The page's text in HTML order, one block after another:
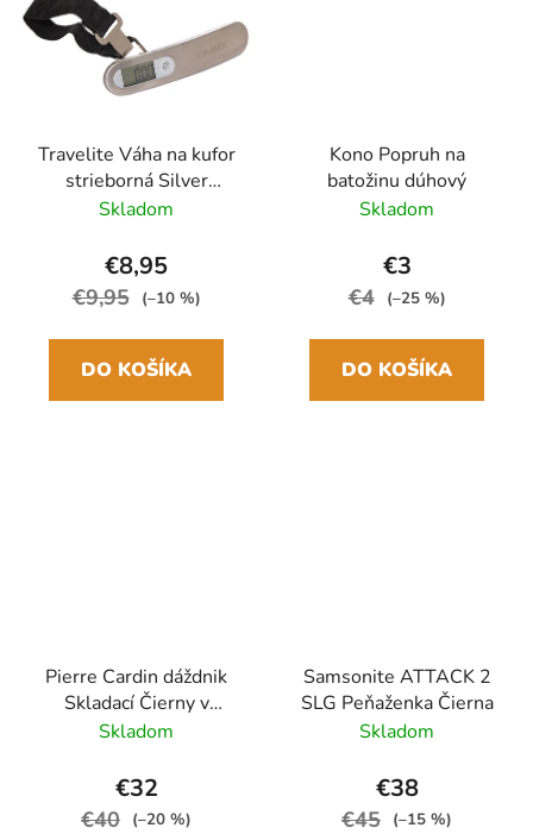
Travelite Váha na kufor
strieborná Silver
Digitálna
Skladom
€8,95
€9,95 (–10 %)
DO KOŠÍKA
Kono Popruh na
batožinu dúhový
Skladom
€3
€4 (–25 %)
DO KOŠÍKA
Pierre Cardin dáždnik
Skladací Čierny v
hnedom puzdre
Skladom
€32
€40 (–20 %)
Samsonite ATTACK 2
SLG Peňaženka Čierna
Skladom
€38
€45 (–15 %)